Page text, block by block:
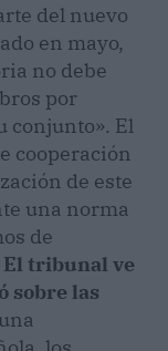
del nuevo
en mayo,
no debe
por
conjunto». El
cooperación
de este
una norma
de
El tribunal ve
sobre las